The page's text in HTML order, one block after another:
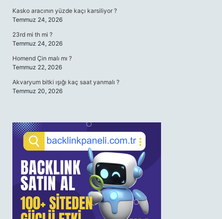
Kasko aracının yüzde kaçı karsiliyor ?
Temmuz 24, 2026
23rd mi th mi ?
Temmuz 24, 2026
Homend Çin malı mı ?
Temmuz 22, 2026
Akvaryum bitki ışığı kaç saat yanmalı ?
Temmuz 20, 2026